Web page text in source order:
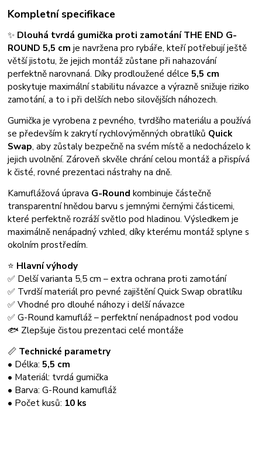
Kompletní specifikace
✨ Dlouhá tvrdá gumička proti zamotání THE END G-
ROUND 5,5 cm je navržena pro rybáře, kteří potřebují ještě
větší jistotu, že jejich montáž zůstane při nahazování
perfektně narovnaná. Díky prodloužené délce5,5 cm
poskytuje maximální stabilitu návazce a výrazně snižuje riziko
zamotání, a to i při delších nebo silovějších náhozech.
Gumička je vyrobena z pevného, tvrdšího materiálu a používá
se především k zakrytí rychlovýměnných obratlíků Quick
Swap, aby zůstaly bezpečně na svém místě a nedocházelo k
jejich uvolnění. Zároveň skvěle chrání celou montáž a přispívá
k čisté, rovné prezentaci nástrahy na dně.
Kamuflážová úprava G-Round kombinuje částečně
transparentní hnědou barvu s jemnými černými částicemi,
které perfektně rozráží světlo pod hladinou. Výsledkem je
maximálně nenápadný vzhled, díky kterému montáž splyne s
okolním prostředím.
⭐ Hlavní výhody
✅ Delší varianta 5,5 cm – extra ochrana proti zamotání
✅ Tvrdší materiál pro pevné zajištění Quick Swap obratlíku
✅ Vhodné pro dlouhé náhozy i delší návazce
✅ G-Round kamufláž – perfektní nenápadnost pod vodou
🐟 Zlepšuje čistou prezentaci celé montáže
📏 Technické parametry
• Délka:5,5 cm
• Materiál: tvrdá gumička
• Barva: G-Round kamufláž
• Počet kusů: 10 ks